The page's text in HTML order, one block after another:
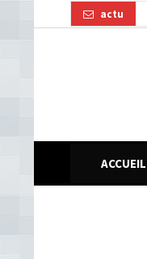
actu
ACCUEIL